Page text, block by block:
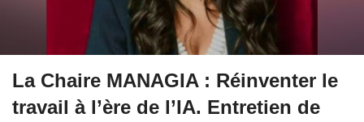
La Chaire MANAGIA : Réinventer le
travail à l’ère de l’IA. Entretien de